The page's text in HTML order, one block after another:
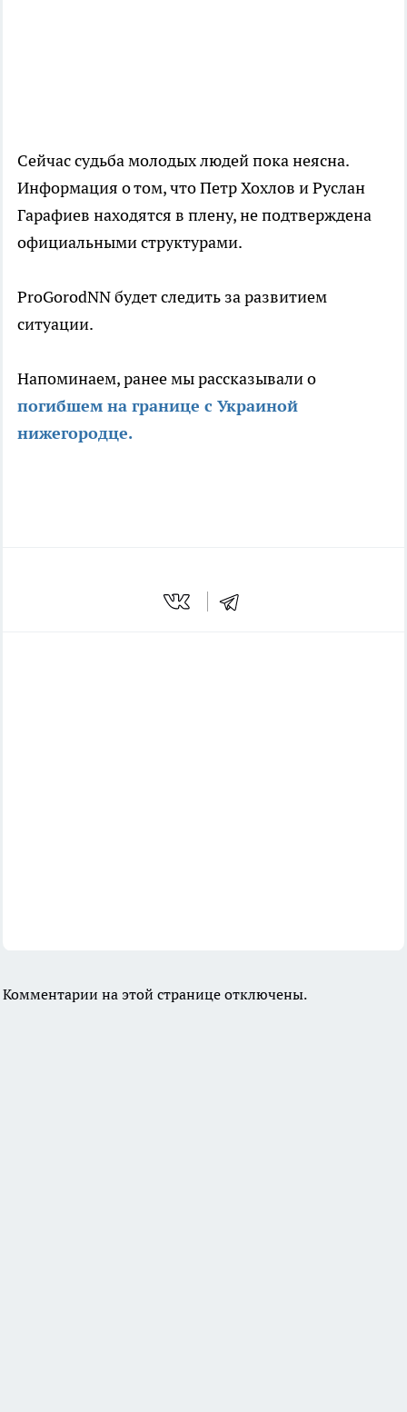
Сейчас судьба молодых людей пока неясна.
Информация о том, что Петр Хохлов и Руслан
Гарафиев находятся в плену, не подтверждена
официальными структурами.
ProGorodNN будет следить за развитием
ситуации.
Напоминаем, ранее мы рассказывали о
погибшем на границе с Украиной
нижегородце.
Комментарии на этой странице отключены.